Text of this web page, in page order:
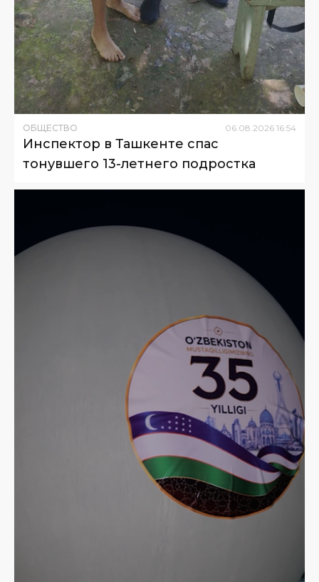
ОБЩЕСТВО 06 08 2026 16:54
Инспектор в Ташкенте спас
тонувшего 13-летнего подростка